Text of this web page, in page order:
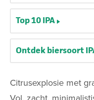
Citrusexplosie met
Top 10 IPA
Ontdek biersoort